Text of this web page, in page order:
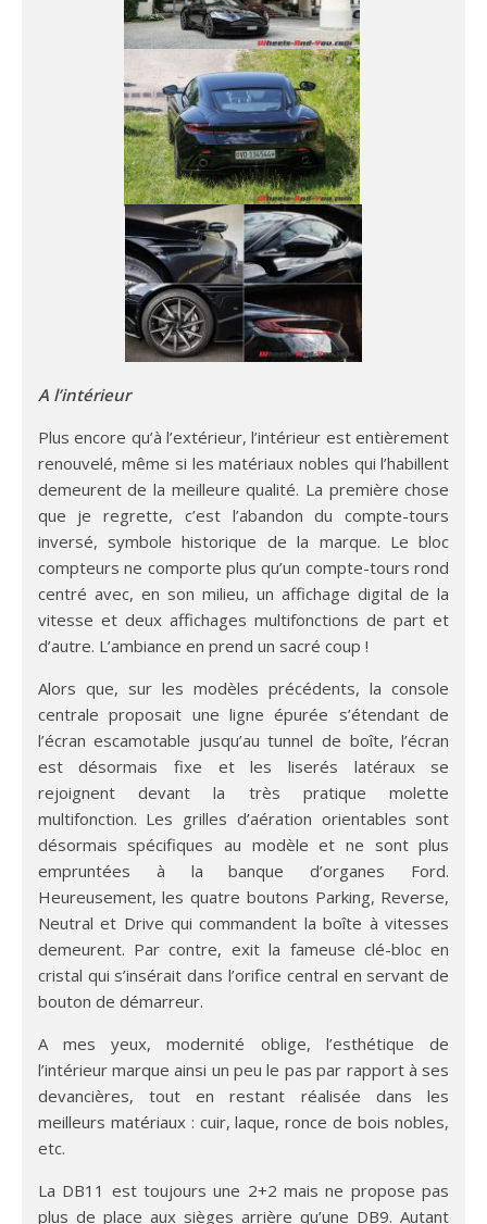
A l’intérieur
Plus encore qu’à l’extérieur, l’intérieur est entièrement
renouvelé, même si les matériaux nobles qui l’habillent
demeurent de la meilleure qualité. La première chose
que je regrette, c’est l’abandon du compte-tours
inversé, symbole historique de la marque. Le bloc
compteurs ne comporte plus qu’un compte-tours rond
centré avec, en son milieu, un affichage digital de la
vitesse et deux affichages multifonctions de part et
d’autre. L’ambiance en prend un sacré coup !
Alors que, sur les modèles précédents, la console
centrale proposait une ligne épurée s’étendant de
l’écran escamotable jusqu’au tunnel de boîte, l’écran
est désormais fixe et les liserés latéraux se
rejoignent devant la très pratique molette
multifonction. Les grilles d’aération orientables sont
désormais spécifiques au modèle et ne sont plus
empruntées à la banque d’organes Ford.
Heureusement, les quatre boutons Parking, Reverse,
Neutral et Drive qui commandent la boîte à vitesses
demeurent. Par contre, exit la fameuse clé-bloc en
cristal qui s’insérait dans l’orifice central en servant de
bouton de démarreur.
A mes yeux, modernité oblige, l’esthétique de
l’intérieur marque ainsi un peu le pas par rapport à ses
devancières, tout en restant réalisée dans les
meilleurs matériaux : cuir, laque, ronce de bois nobles,
etc.
La DB11 est toujours une 2+2 mais ne propose pas
plus de place aux sièges arrière qu’une DB9. Autant